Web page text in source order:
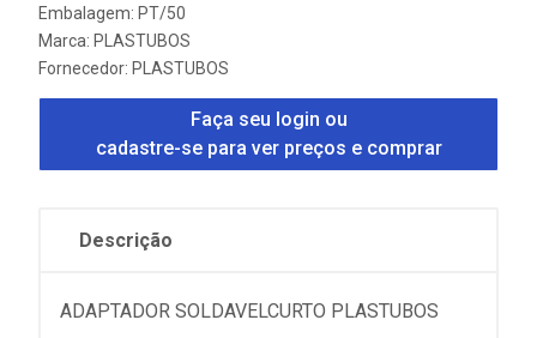
Embalagem: PT/50
Marca: PLASTUBOS
Fornecedor: PLASTUBOS
Faça seu login ou
cadastre-se para ver preços e comprar
Descrição
ADAPTADOR SOLDAVELCURTO PLASTUBOS